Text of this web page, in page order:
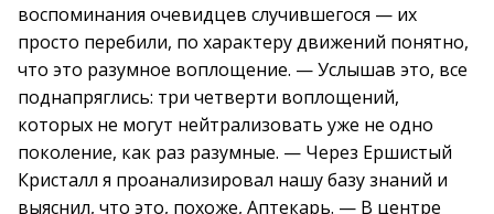
воспоминания очевидцев случившегося — их
просто перебили, по характеру движений понятно,
что это разумное воплощение. — Услышав это, все
поднапряглись: три четверти воплощений,
которых не могут нейтрализовать уже не одно
поколение, как раз разумные. — Через Ершистый
Кристалл я проанализировал нашу базу знаний и
выяснил, что это, похоже, Аптекарь. — В центре